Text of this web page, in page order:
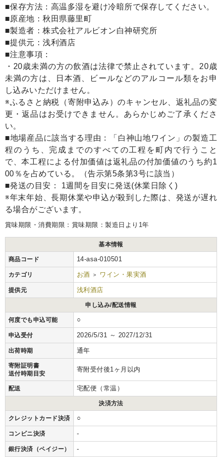
■保存方法：高温多湿を避け冷暗所で保存してください。
■原産地：秋田県藤里町
■製造者：株式会社アルビオン白神研究所
■提供元：浅利酒店
■注意事項：
・20歳未満の方の飲酒は法律で禁止されています。20歳
未満の方は、日本酒、ビールなどのアルコール類をお申
し込みいただけません。
※ふるさと納税（寄附申込み）のキャンセル、返礼品の変
更・返品はお受けできません。あらかじめご了承くださ
い。
■地場産品に該当する理由：「白神山地ワイン」の製造工
程のうち、完成までのすべての工程を町内で行うこと
で、本工程による付加価値は返礼品の付加価値のうち約1
00％を占めている。（告示第5条第3号に該当）
■発送の目安： 1週間を目安に発送(休業日除く)
※年末年始、長期休業や申込が殺到した際は、発送が遅れ
る場合がございます。
賞味期限・消費期限：賞味期限：製造日より1年
基本情報
商品コード 14-asa-010501
カテゴリ お酒 > ワイン・果実酒
提供元 浅利酒店
申し込み/配送情報
何度でも申込可能 ○
申込受付 2026/5/31 ～ 2027/12/31
出荷時期 通年
寄附証明書
送付時期目安
寄附受付後1ヶ月以内
配送 宅配便（常温）
決済方法
クレジットカード決済 ○
コンビニ決済 -
銀行決済（ペイジー） -